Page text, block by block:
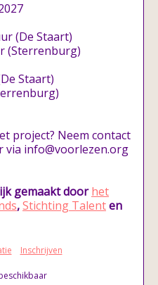
(De Staart)
(Sterrenburg)
Staart)
project? Neem contact
via info@voorlezen.org
gemaakt doorhet
,Stichting Talenten
Inschrijven